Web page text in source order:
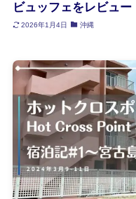
ビュッフェをレビュ
2026年1月4日 沖縄